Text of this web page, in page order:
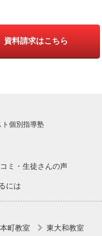
資料請求はこちら
個別指導塾
ミ・生徒さんの声
には
町教室 東大和教室